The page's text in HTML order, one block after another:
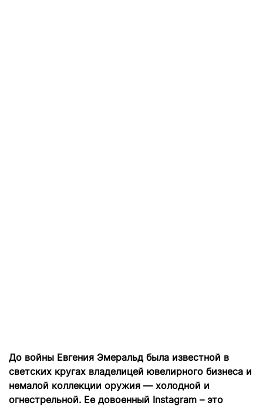
До войны Евгения Эмеральд была известной в
светских кругах владелицей ювелирного бизнеса и
немалой коллекции оружия — холодной и
огнестрельной. Ее довоенный Instagram – это